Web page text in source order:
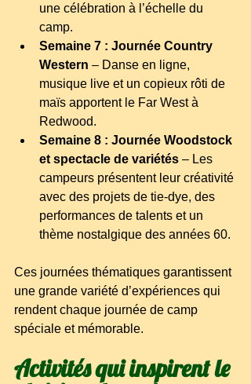
une célébration à l’échelle du
camp.
Semaine 7 : Journée Country
Western – Danse en ligne,
musique live et un copieux rôti de
maïs apportent le Far West à
Redwood.
Semaine 8 : Journée Woodstock
et spectacle de variétés – Les
campeurs présentent leur créativité
avec des projets de tie-dye, des
performances de talents et un
thème nostalgique des années 60.
Ces journées thématiques garantissent
une grande variété d’expériences qui
rendent chaque journée de camp
spéciale et mémorable.
Activités qui inspirent le